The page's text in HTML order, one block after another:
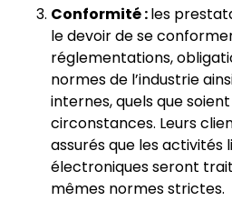
Conformité :les
le devoir de se
réglementations,
normes de l’industrie
internes, quels que
circonstances. Leurs
assurés que les activités
électroniques seront
mêmes normes strictes.